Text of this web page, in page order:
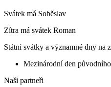
Svátek má Soběslav
Zítra má svátek Roman
Státní svátky a významné dny na
Mezinárodní den
Naši partneři